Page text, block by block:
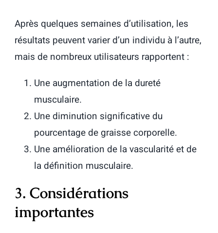
Après quelques semaines d’utilisation, les
résultats peuvent varier d’un individu à l’autre,
mais de nombreux utilisateurs rapportent :
Une augmentation de la dureté
musculaire.
Une diminution significative du
pourcentage de graisse corporelle.
Une amélioration de la vascularité et de
la définition musculaire.
3. Considérations
importantes